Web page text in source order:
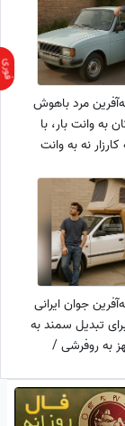
مرد باهوش
به وانت بار، با
نه به وانت
جوان ایرانی
تبدیل سمند به
به روفرشی /